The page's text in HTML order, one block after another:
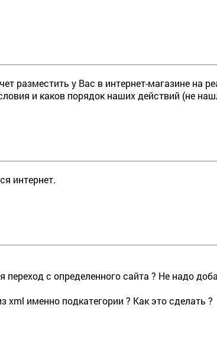
разместить у Вас в интернет-магазине на
и каков порядок наших действий (не
интернет.
с определенного сайта ? Не надо
xml именно подкатегории ? Как это сделать ?